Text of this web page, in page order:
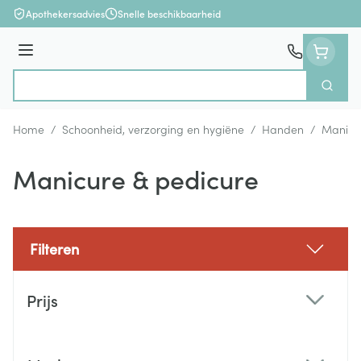
Ga naar de inhoud
Apothekersadvies Snelle beschikbaarheid
Menu
Zoek
Home / Schoonheid, verzorging en hygiëne / Handen /
Manicure & pedicure
Filteren
Prijs